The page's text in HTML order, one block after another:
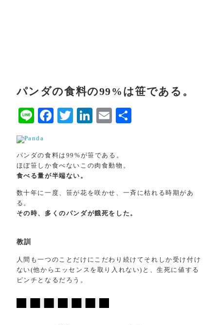
パンダの食料の99%は笹である。
LineFacebook
Twitter
LinkedIn
Email
パンダの食料は99%が笹である。
ほぼ笹しか食べないこの肉食動物。
食べる量が半端ない。
数十年に一度、笹が花を咲かせ、一斉に枯れる時期があ
る。
その時、多くのパンダが餓死をした。
教訓
人間も一つのことだけにこだわり続けてそれしか受け付け
ない(他からエッセンスを取り入れない)と、生死に値する
ピンチとなるだろう。